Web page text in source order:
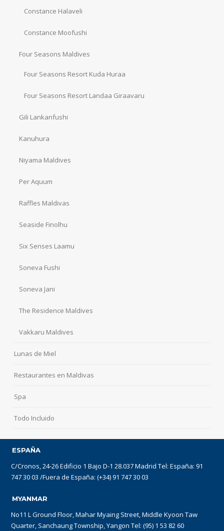
Constance Halaveli
Constance Moofushi
Four Seasons Maldives
Four Seasons Resort Kuda Huraa
Four Seasons Resort Landaa Giraavaru
Gili Lankanfushi
Kanuhura
Niyama Maldives
Per Aquum
Raffles Maldivas
Seaside Finolhu
Six Senses Laamu
Soneva Fushi
Soneva Jani
The Residence Maldives
Vakkaru Maldives
Lunas de Miel
Restaurantes en Maldivas
Spa
Todo Incluido
ESPAÑA
C/Cronos, 24-26 Edificio 1 Bajo D-1 28.037 Madrid Tel: España: 91
747 30 03 /Fuera de España: (+34) 91 747 30 03
MYANMAR
No11 L Ground Floor, Mahar Myaing Street, Middle Kyoon Taw
Quarter, Sanchaung Township, Yangon Tel: (95) 1 53 82 60